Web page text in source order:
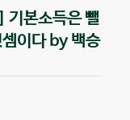
기본소득은 뺄
이다 by 백승